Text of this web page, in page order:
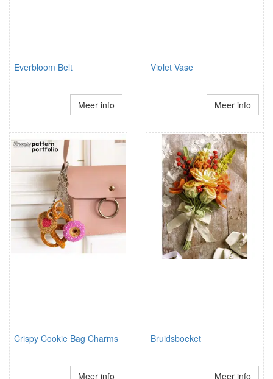
Everbloom Belt
Meer info
Violet Vase
Meer info
Crispy Cookie Bag Charms
Meer info
Bruidsboeket
Meer info